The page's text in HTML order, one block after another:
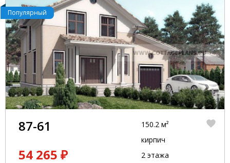
Популярный
87-61
54 265 ₽
150.2 м²
кирпич
2 этажа